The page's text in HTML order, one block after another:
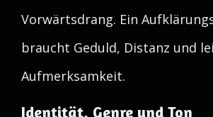
Vorwärtsdrang. Ein
braucht Geduld, Distanz und
Aufmerksamkeit.
Identität, Genre und Ton